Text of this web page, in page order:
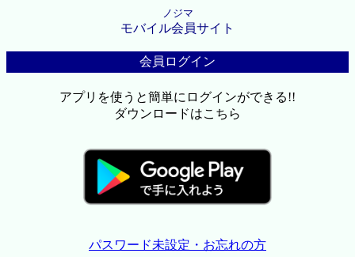
ノジマ
モバイル会員サイト
会員ログイン
アプリを使うと簡単にログインができる!!
ダウンロードはこちら
パスワード未設定・お忘れの方